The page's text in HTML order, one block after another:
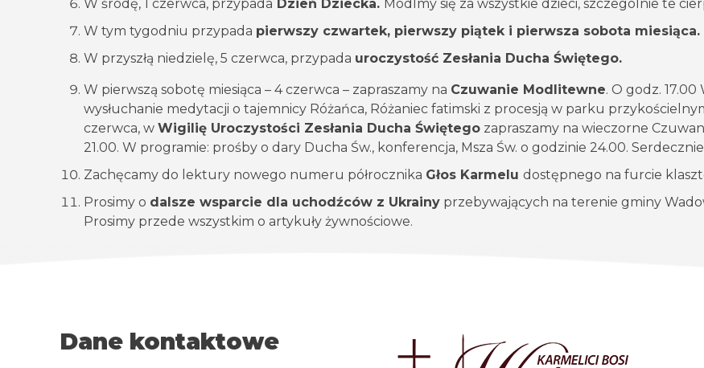
W środę, 1 czerwca, przypada Dzień Dziecka. Módlmy się za wszystkie dzieci, szczególnie te
W tym tygodniu przypada pierwszy czwartek, pierwszy piątek i pierwsza sobota miesiąca.
W przyszłą niedzielę, 5 czerwca, przypada uroczystość Zesłania Ducha Świętego.
W pierwszą sobotę miesiąca – 4 czerwca – zapraszamy na Czuwanie Modlitewne. O godz.
wysłuchanie medytacji o tajemnicy Różańca, Różaniec fatimski z procesją w parku
czerwca, wWigilię Uroczystości Zesłania Ducha Świętego zapraszamy na wieczorne
21.00. W programie: prośby o dary Ducha Św., konferencja, Msza Św. o godzinie 24.00.
Zachęcamy do lektury nowego numeru półrocznika Głos Karmeludostępnego na furcie
Prosimy o dalsze wsparcie dla uchodźców z Ukrainy przebywających na terenie gminy
Prosimy przede wszystkim o artykuły żywnościowe.
Dane kontaktowe